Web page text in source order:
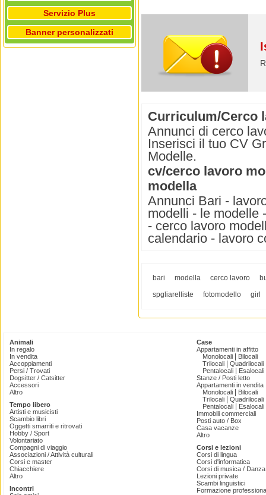
Servizio Plus
Banner personalizzati
Curriculum/Cerco
Annunci di cerco
Inserisci il tuo CV
Modelle.
cv/cerco lavoro
modella
Annunci Bari -
modelli - le modelle
- cerco lavoro
calendario - lavoro
bari modella cerco lavoro
spgliarelliste
fotomodello girl
Animali
In regalo
In vendita
Accoppiamenti
Persi / Trovati
Dogsitter / Catsitter
Accessori
Altro
Tempo libero
Artisti e musicisti
Scambio libri
Oggetti smarriti e ritrovati
Hobby / Sport
Volontariato
Compagni di viaggio
Associazioni / Attività culturali
Corsi e master
Chiacchiere
Altro
Incontri
Case
Appartamenti in affitto
Monolocali
Bilocali
Trilocali
Quadrilocali
Pentalocali
Esalocali
Stanze / Posti letto
Appartamenti in vendita
Monolocali
Bilocali
Trilocali
Quadrilocali
Pentalocali
Esalocali
Immobili commerciali
Posti auto / Box
Casa vacanze
Altro
Corsi e lezioni
Corsi di lingua
Corsi d'informatica
Corsi di musica /
Lezioni private
Scambi linguistici
Formazione